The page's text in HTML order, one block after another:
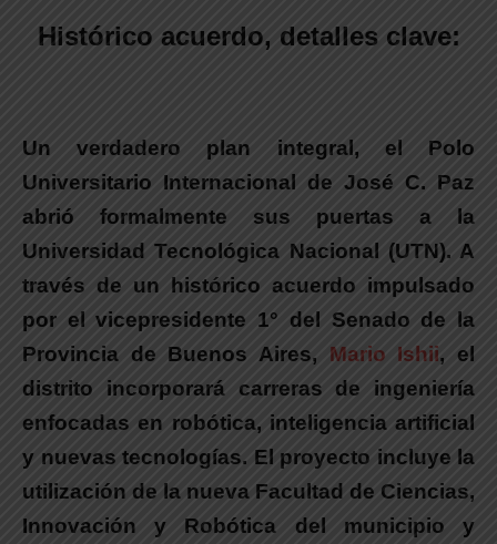
Histórico acuerdo, detalles clave:
Un verdadero plan integral, el Polo
Universitario Internacional de José C. Paz
abrió formalmente sus puertas a la
Universidad Tecnológica Nacional (UTN). A
través de un histórico acuerdo impulsado
por el vicepresidente 1° del Senado de la
Provincia de Buenos Aires, Mario Ishii, el
distrito incorporará carreras de ingeniería
enfocadas en robótica, inteligencia artificial
y nuevas tecnologías. El proyecto incluye la
utilización de la nueva Facultad de Ciencias,
Innovación y Robótica del municipio y